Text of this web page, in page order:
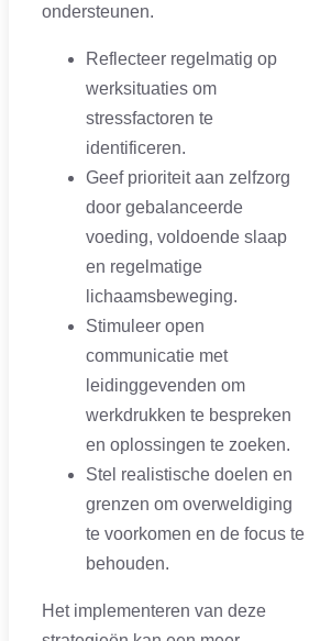
ondersteunen.
Reflecteer regelmatig op
werksituaties om
stressfactoren te
identificeren.
Geef prioriteit aan zelfzorg
door gebalanceerde
voeding, voldoende slaap
en regelmatige
lichaamsbeweging.
Stimuleer open
communicatie met
leidinggevenden om
werkdrukken te bespreken
en oplossingen te zoeken.
Stel realistische doelen en
grenzen om overweldiging
te voorkomen en de focus te
behouden.
Het implementeren van deze